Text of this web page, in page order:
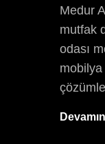
Medur
mutfak
odası
mobilya